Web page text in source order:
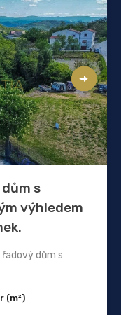
s
výhledem
dům s
(m²)